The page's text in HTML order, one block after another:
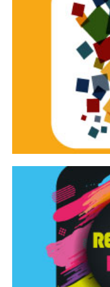
Tracce
Rassegna di